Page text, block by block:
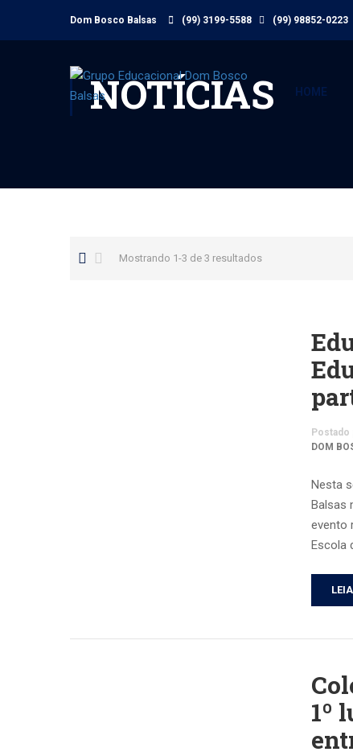
Dom Bosco Balsas (99) 3199-5588 (99) 98852-0223
HOME
NOTÍCIAS
Mostrando 1-3 de 3 resultados
Postado
DOM
Nesta
Balsas
evento
Escola
1º